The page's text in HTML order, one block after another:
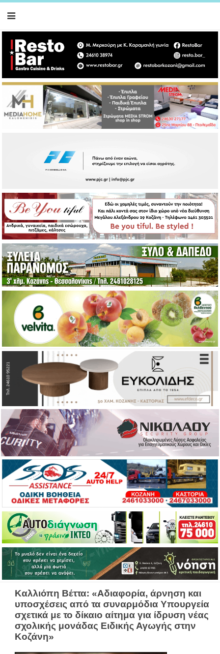
Καλλιόπη Βέττα: «Αδιαφορία, άρνηση και
υποσχέσεις από τα συναρμόδια Υπουργεία
σχετικά με το δίκαιο αίτημα για ίδρυση νέας
σχολικής μονάδας Ειδικής Αγωγής στην
Κοζάνη»